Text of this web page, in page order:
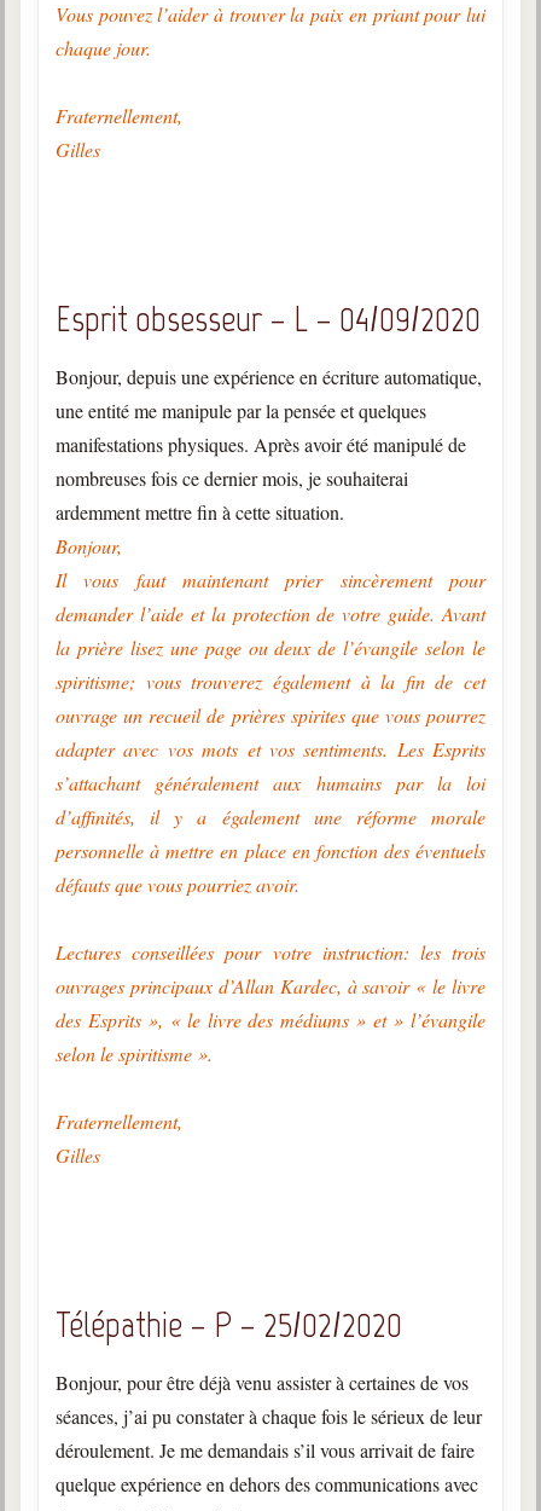
Vous pouvez l’aider à trouver la paix en priant pour lui
chaque jour.
Fraternellement,
Gilles
Esprit obsesseur – L – 04/09/2020
Bonjour, depuis une expérience en écriture automatique,
une entité me manipule par la pensée et quelques
manifestations physiques. Après avoir été manipulé de
nombreuses fois ce dernier mois, je souhaiterai
ardemment mettre fin à cette situation.
Bonjour,
Il vous faut maintenant prier sincèrement pour
demander l’aide et la protection de votre guide. Avant
la prière lisez une page ou deux de l’évangile selon le
spiritisme; vous trouverez également à la fin de cet
ouvrage un recueil de prières spirites que vous pourrez
adapter avec vos mots et vos sentiments. Les Esprits
s’attachant généralement aux humains par la loi
d’affinités, il y a également une réforme morale
personnelle à mettre en place en fonction des éventuels
défauts que vous pourriez avoir.
Lectures conseillées pour votre instruction: les trois
ouvrages principaux d’Allan Kardec, à savoir « le livre
des Esprits », « le livre des médiums » et » l’évangile
selon le spiritisme ».
Fraternellement,
Gilles
Télépathie – P – 25/02/2020
Bonjour, pour être déjà venu assister à certaines de vos
séances, j’ai pu constater à chaque fois le sérieux de leur
déroulement. Je me demandais s’il vous arrivait de faire
quelque expérience en dehors des communications avec